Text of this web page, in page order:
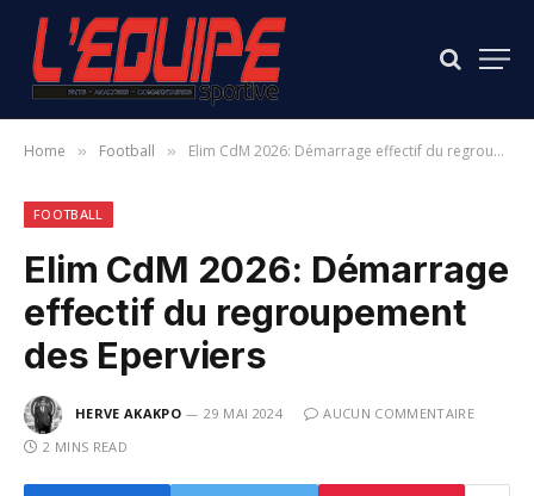
Home » Football » Elim CdM 2026: Démarrage effectif du regroupement des Eperviers
FOOTBALL
Elim CdM 2026: Démarrage
effectif du regroupement
des Eperviers
HERVE AKAKPO 29 MAI 2024
AUCUN COMMENTAIRE
2 MINS READ